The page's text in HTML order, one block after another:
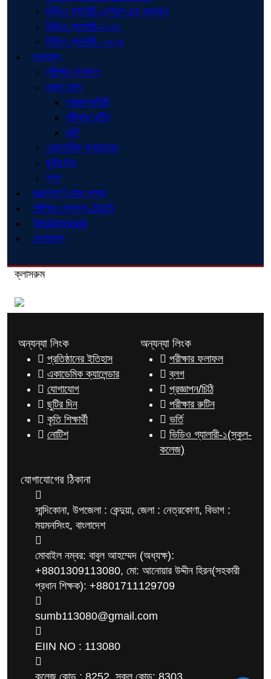
ভিডিও গ্যালারী-২(স্কুল এন্ড কলেজ)
ভিডিও গ্যালারী-২০২৫
ভিডিও গ্যালারী- ২০২৬
অন্যান্য
পরীক্ষার ফলাফল
সকল তথ্য
প্রজ্ঞাপন/চিঠি
পরীক্ষার রুটিন
ভর্তি
একাডেমিক ক্যালেন্ডার
ছুটির দিন
ব্লগ
গুরুত্বপূর্ণ ফোন নম্বর
পরীক্ষার ফলাফল-2025
Testimonial
যোগাযোগ
ক্লাসরুম
অন্যন্যা লিংক
প্রতিষ্ঠানের ইতিহাস
একাডেমিক ক্যালেন্ডার
যোগাযোগ
ছুটির দিন
কৃতি শিক্ষার্থী
নোটিশ
অন্যন্যা লিংক
পরীক্ষার ফলাফল
ব্লগ
প্রজ্ঞাপন/চিঠি
পরীক্ষার রুটিন
ভর্তি
ভিডিও গ্যালারী-১(স্কুল-
কলেজ)
যোগাযোগের ঠিকানা
সান্দিকোনা, উপজেলা : কেন্দুয়া, জেলা : নেত্রকোণা, বিভাগ :
ময়মনসিংহ, বাংলাদেশ
মোবাইল নম্বর: বাবুল আহম্মেদ (অধ্যক্ষ):
+8801309113080, মো: আনোয়ার উদ্দীন হিরন(সহকারী
প্রধান শিক্ষক): +8801711129709
sumb113080@gmail.com
EIIN NO : 113080